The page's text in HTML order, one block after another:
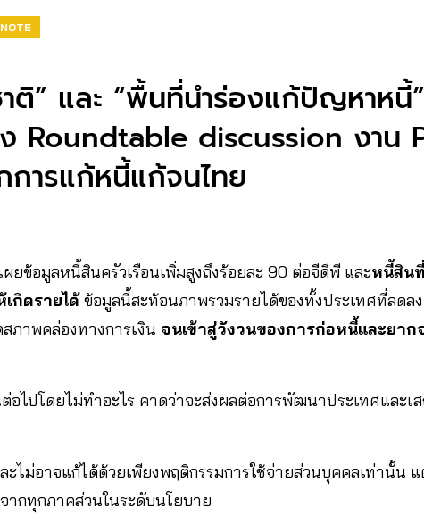
ติ” และ “พื้นที่นำร่องแก้ปัญหาหนี้
Roundtable discussion งาน
ารแก้หนี้แก้จนไทย
ผยข้อมูลหนี้สินครัวเรือนเพิ่มสูงถึงร้อยละ 90 ต่อจีดีพี และหนี้สิน
กิดรายได้ข้อมูลนี้สะท้อนภาพรวมรายได้ของทั้งประเทศที่ลดล
ภาพคล่องทางการเงิน จนเข้าสู่วังวนของการก่อหนี้และยา
ไปโดยไม่ทำอะไร คาดว่าจะส่งผลต่อการพัฒนาประเทศและเ
ไม่อาจแก้ได้ด้วยเพียงพฤติกรรมการใช้จ่ายส่วนบุคคลเท่านั้น
กทุกภาคส่วนในระดับนโยบาย